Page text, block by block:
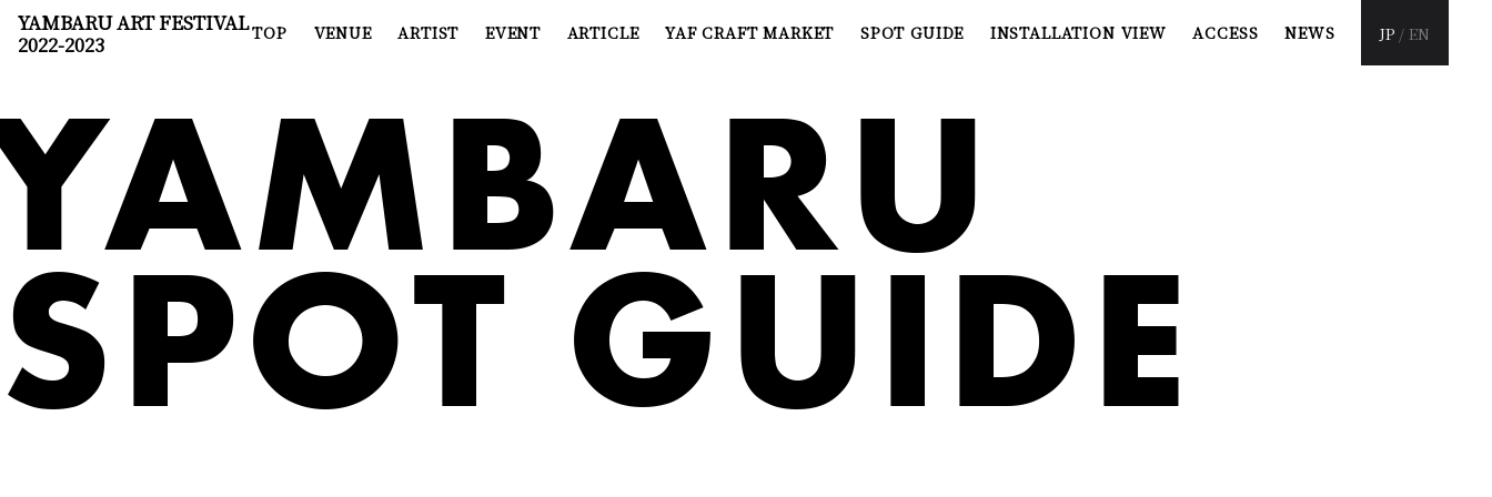
YAMBARU ART FESTIVAL
2022-2023
TOP VENUE ARTIST EVENT ARTICLE YAF CRAFT MARKET SPOT GUIDE INSTALLATION VIEW ACCESS NEWS JP / EN
SPOT GUIDE